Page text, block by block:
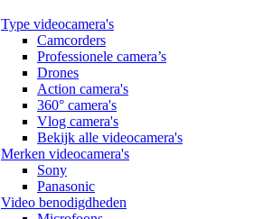
Type videocamera's
Camcorders
Professionele camera’s
Drones
Action camera's
360° camera's
Vlog camera's
Bekijk alle videocamera's
Merken videocamera's
Sony
Panasonic
Video benodigdheden